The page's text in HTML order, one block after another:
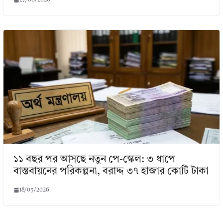
১১ বছর পর আসছে নতুন পে-স্কেল: ৩ ধাপে
বাস্তবায়নের পরিকল্পনা, বরাদ্দ ৩৭ হাজার কোটি টাকা
18/05/2026